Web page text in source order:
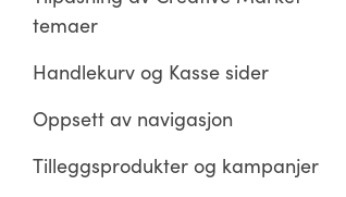
temaer
Handlekurv og Kasse sider
Oppsett av navigasjon
Tilleggsprodukter og kampanjer